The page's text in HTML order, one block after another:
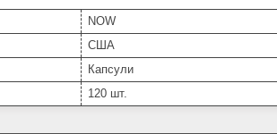
NOW
США
Капсули
120 шт.